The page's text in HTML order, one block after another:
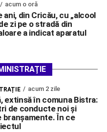
acum o oră
ani, din Cricău, cu „alcool
zi pe o stradă din
a indicat aparatul
acum 2 zile
extinsă în comuna Bistra:
de conducte noi și
branșamente. În ce